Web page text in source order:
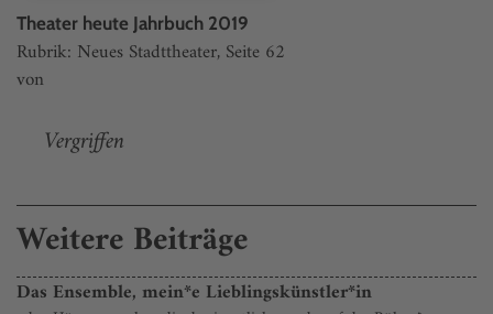
Theater heute Jahrbuch 2019
Rubrik: Neues Stadttheater, Seite 62
von
Vergriffen
Weitere Beiträge
Das Ensemble, mein*e Lieblingskünstler*in